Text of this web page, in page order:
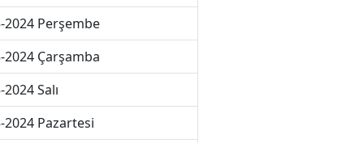
2024 Perşembe
2024 Çarşamba
Salı
2024 Pazartesi